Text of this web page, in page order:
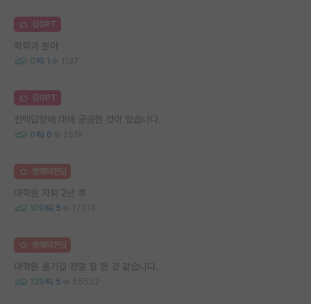
김GPT
화학과 분야
0 1 1137
김GPT
컨택답장에 대해 궁금한 것이 있습니다.
0 6 2519
명예의전당
대학원 자퇴 2년 후
109 5 17314
명예의전당
대학원 옮기길 정말 잘 한 것 같습니다.
139 5 55552